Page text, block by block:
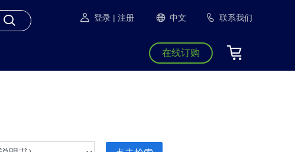
登录 | 注册 中文 联系我们
在线订购